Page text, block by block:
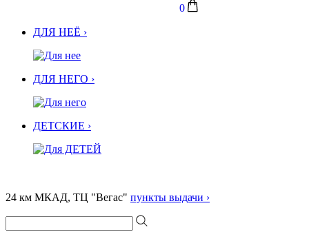
0
ДЛЯ НЕЁ ›
ДЛЯ НЕГО ›
ДЕТСКИЕ ›
24 км МКАД, ТЦ "Вегас" пункты выдачи ›